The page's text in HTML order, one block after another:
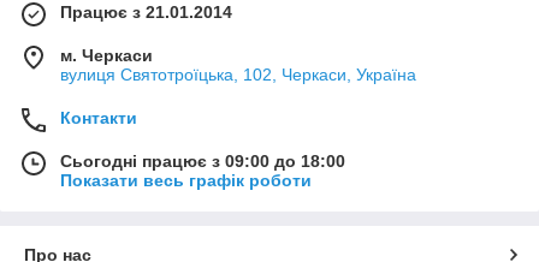
Працює з 21.01.2014
м. Черкаси
вулиця Святотроїцька, 102, Черкаси, Україна
Контакти
Сьогодні працює з 09:00 до 18:00
Показати весь графік роботи
Про нас